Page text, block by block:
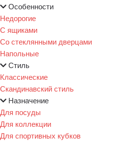
Особенности
Недорогие
С ящиками
Со стеклянными дверцами
Напольные
Стиль
Классические
Скандинавский стиль
Назначение
Для посуды
Для коллекции
Для спортивных кубков